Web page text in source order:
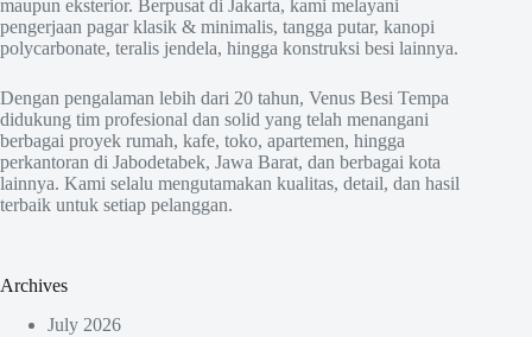
maupun eksterior. Berpusat di Jakarta, kami melayani
pengerjaan pagar klasik & minimalis, tangga putar, kanopi
polycarbonate, teralis jendela, hingga konstruksi besi lainnya.
Dengan pengalaman lebih dari 20 tahun, Venus Besi Tempa
didukung tim profesional dan solid yang telah menangani
berbagai proyek rumah, kafe, toko, apartemen, hingga
perkantoran di Jabodetabek, Jawa Barat, dan berbagai kota
lainnya. Kami selalu mengutamakan kualitas, detail, dan hasil
terbaik untuk setiap pelanggan.
Archives
July 2026